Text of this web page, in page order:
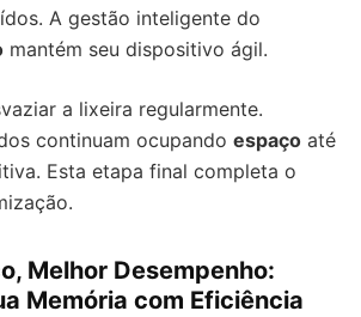
A gestão inteligente do
mantém seu dispositivo ágil.
a lixeira regularmente.
continuam ocupando espaço até
Esta etapa final completa o
Melhor Desempenho:
Memória com Eficiência